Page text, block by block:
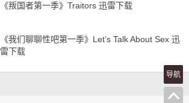
《叛国者第一季》Traitors 迅雷下载
《我们聊聊性吧第一季》Let’s Talk About Sex 迅
雷下载
导航